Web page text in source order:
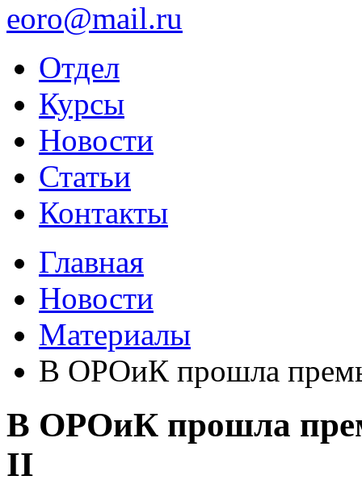
eoro@mail.ru
Отдел
Курсы
Новости
Статьи
Контакты
Главная
Новости
Материалы
В ОРОиК прошла
В ОРОиК прошла
II